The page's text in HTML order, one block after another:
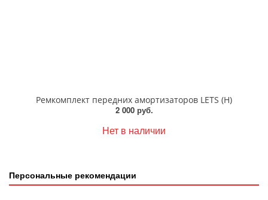
Ремкомплект передних амортизаторов LETS (H)
2 000 руб.
Нет в наличии
Персональные рекомендации